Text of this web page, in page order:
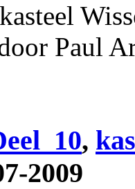
Paul
,
2009